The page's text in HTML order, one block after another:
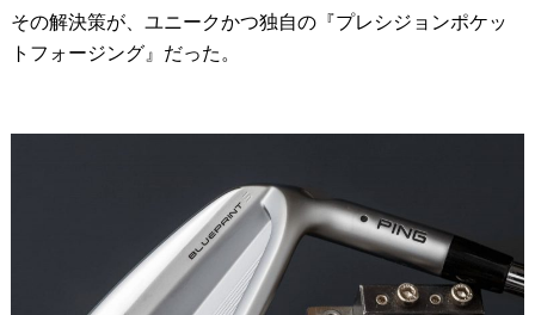
その解決策が、ユニークかつ独自の『プレシジョンポケッ
トフォージング』だった。